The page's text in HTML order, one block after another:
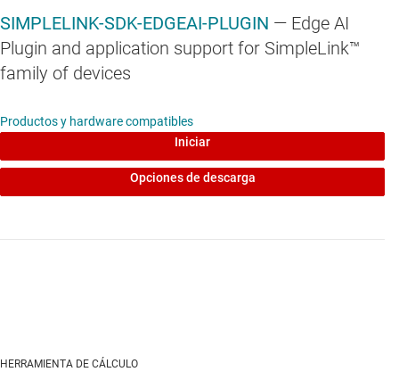
SIMPLELINK-SDK-EDGEAI-PLUGIN — Edge AI
Plugin and application support for SimpleLink™
family of devices
Productos y hardware compatibles
Iniciar
Opciones de descarga
HERRAMIENTA DE CÁLCULO